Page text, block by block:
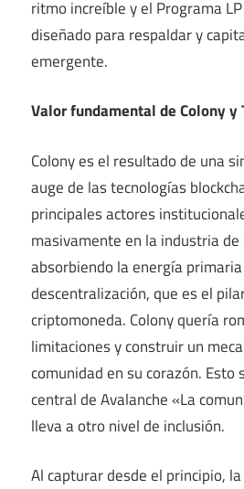
ritmo increíble y el Programa
diseñado para respaldar y
emergente.
Valor fundamental de Colony y
Colony es el resultado de una
auge de las tecnologías
principales actores
masivamente en la industria
absorbiendo la energía
descentralización, que es el
criptomoneda. Colony quería
limitaciones y construir un
comunidad en su corazón. Esto
central de Avalanche «La
lleva a otro nivel de inclusión.
Al capturar desde el principio,